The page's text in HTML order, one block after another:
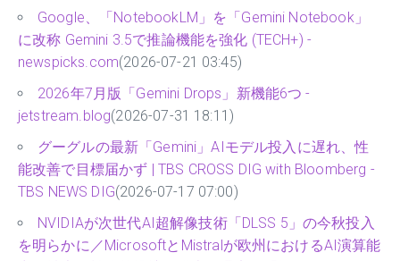
Google、「NotebookLM」を「Gemini Notebook」
に改称 Gemini 3.5で推論機能を強化 (TECH+) -
newspicks.com(2026-07-21 03:45)
2026年7月版「Gemini Drops」新機能6つ -
jetstream.blog(2026-07-31 18:11)
グーグルの最新「Gemini」AIモデル投入に遅れ、性
能改善で目標届かず | TBS CROSS DIG with Bloomberg -
TBS NEWS DIG(2026-07-17 07:00)
NVIDIAが次世代AI超解像技術「DLSS 5」の今秋投入
を明らかに／MicrosoftとMistralが欧州におけるAI演算能